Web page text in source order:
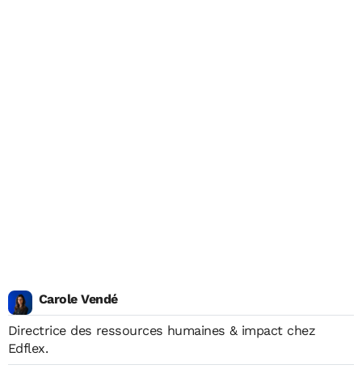
Carole Vendé
Directrice des ressources humaines & impact chez
Edflex.